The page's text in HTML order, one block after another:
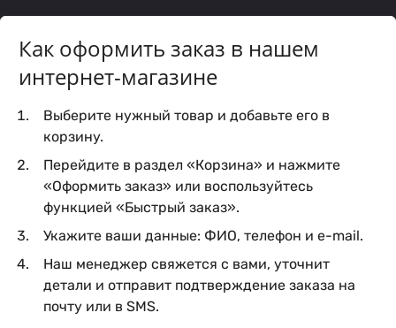
Как оформить заказ в нашем
интернет-магазине
Выберите нужный товар и добавьте его в
корзину.
Перейдите в раздел «Корзина» и нажмите
«Оформить заказ» или воспользуйтесь
функцией «Быстрый заказ».
Укажите ваши данные: ФИО, телефон и e-mail.
Наш менеджер свяжется с вами, уточнит
детали и отправит подтверждение заказа на
почту или в SMS.